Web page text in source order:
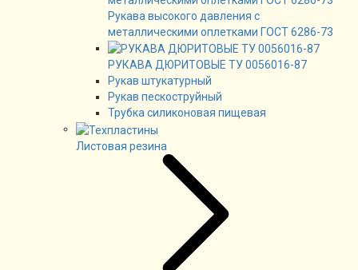
Рукава высокого давления с
металлическими оплетками ГОСТ 6286-73
РУКАВА ДЮРИТОВЫЕ ТУ 0056016-87
Рукав штукатурный
Рукав пескоструйный
Трубка силиконовая пищевая
Листовая резина